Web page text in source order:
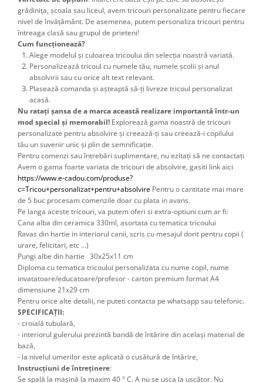
grădinița, școala sau liceul, avem tricouri personalizate pentru fiecare
nivel de învățământ. De asemenea, putem personaliza tricouri pentru
întreaga clasă sau grupul de prieteni!
Cum funcționează?
Alege modelul și culoarea tricoului din selecția noastră variată.
Personalizează tricoul cu numele tău, numele școlii și anul
absolvirii sau cu orice alt text relevant.
Plasează comanda și așteaptă să-ți livreze tricoul personalizat
acasă.
Nu ratați șansa de a marca această realizare importantă într-un
mod special și memorabil! Explorează gama noastră de tricouri
personalizate pentru absolvire și creează-ți sau creează-i copilului
tău un suvenir unic și plin de semnificație.
Pentru comenzi sau întrebări suplimentare, nu ezitați să ne contactați
https://www.e-cadou.com/produse?
c=Tricou+personalizat+pentru+absolvire Pentru o cantitate mai mare
de 5 buc procesam comenzile doar cu plata in avans.
Pe langa aceste tricouri, va putem oferi si extra-optiuni cum ar fi:
Cana alba din ceramica 330ml, asortata cu tematica tricoului
Ravas din hartie in interiorul canii, scris cu mesajul dorit pentru copii (
urare, felicitari, etc ...)
Pungi albe din hartie 30x25x11 cm
Diploma cu tematica tricoului personalizata cu nume copil, nume
invatatoare/educatoare/profesor - carton premium format A4
dimensiune 21x29 cm
Pentru orice alte detalii, ne puteti contacta pe whatsapp sau telefonic.
SPECIFICAȚII:
- croială tubulară,
- interiorul gulerului prezintă bandă de întărire din același material de
bază,
- la nivelul umerilor este aplicată o cusătură de întărire,
Instrucțiuni de întreținere:
Se spală la mașină la maxim 40 ° C. A nu se usca la uscător. Nu